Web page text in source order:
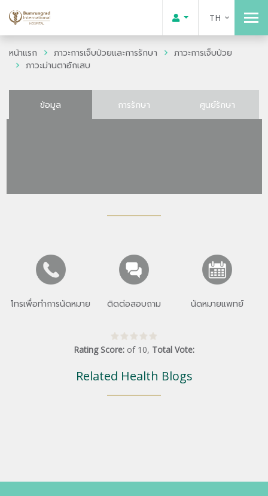
TH
หน้าแรก ภาวะการเจ็บป่วยและการรักษา
ภาวะการเจ็บป่วย
ภาวะม่านตาอักเสบ
ข้อมูล การรักษา ศูนย์รักษา
โทรเพื่อทำการนัดหมาย ติดต่อสอบถาม นัดหมายแพทย์
Rating Score: of 10, Total Vote:
Related Health Blogs